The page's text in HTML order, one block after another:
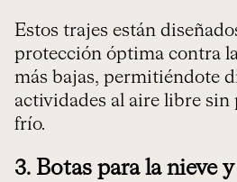
Estos trajes están
protección óptima contra
más bajas, permitiéndote
actividades al aire libre sin
frío.
3. Botas para la nieve